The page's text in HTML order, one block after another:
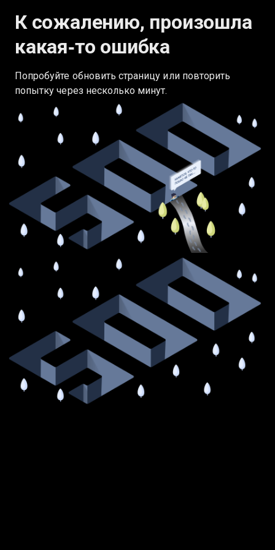
К сожалению, произошла
какая‑то ошибка
Попробуйте обновить страницу или повторить
попытку через несколько минут.